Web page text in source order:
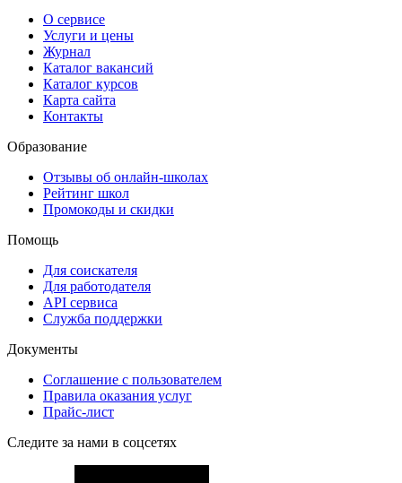
О сервисе
Услуги и цены
Журнал
Каталог вакансий
Каталог курсов
Карта сайта
Контакты
Образование
Отзывы об онлайн-школах
Рейтинг школ
Промокоды и скидки
Помощь
Для соискателя
Для работодателя
API сервиса
Служба поддержки
Документы
Соглашение с пользователем
Правила оказания услуг
Прайс-лист
Следите за нами в соцсетях